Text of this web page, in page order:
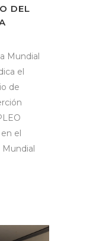
DEL
Mundial
el
de
el